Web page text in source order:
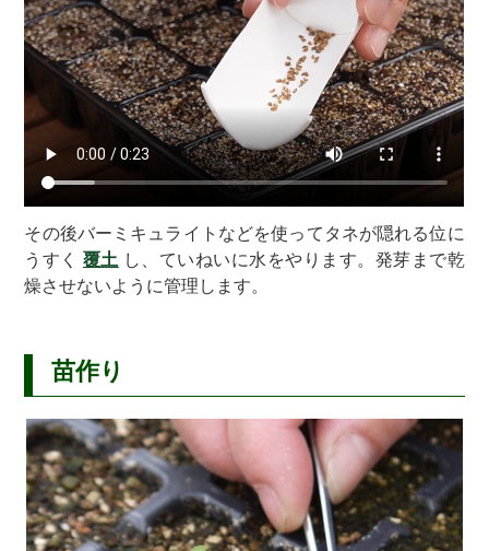
その後バーミキュライトなどを使ってタネが隠れる位に
うすく
覆土 し、ていねいに水をやります。発芽まで乾
燥させないように管理します。
苗作り